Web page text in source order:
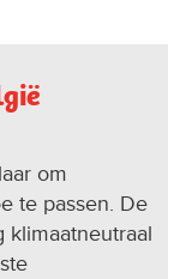
om
te passen. De